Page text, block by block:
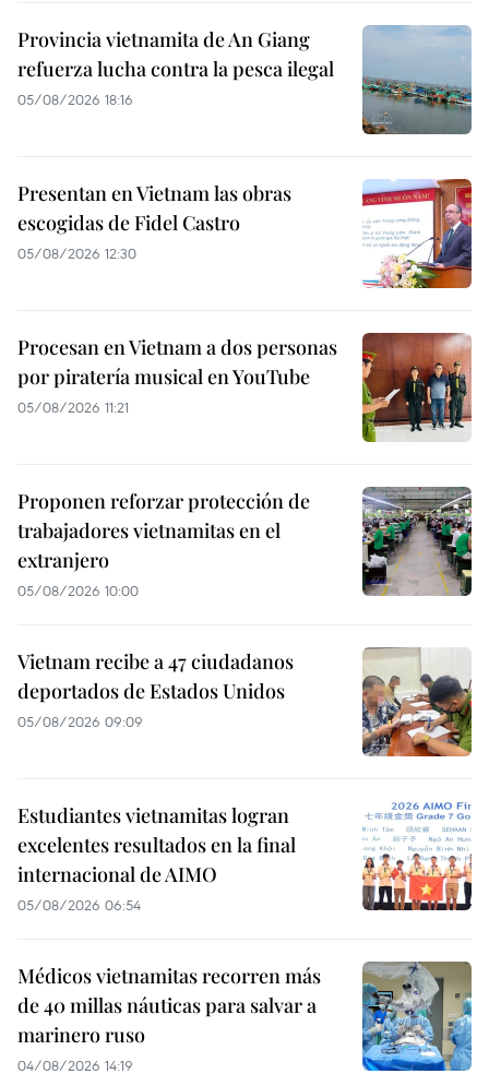
Provincia vietnamita de An Giang
refuerza lucha contra la pesca ilegal
05/08/2026 18:16
Presentan en Vietnam las obras
escogidas de Fidel Castro
05/08/2026 12:30
Procesan en Vietnam a dos personas
por piratería musical en YouTube
05/08/2026 11:21
Proponen reforzar protección de
trabajadores vietnamitas en el
extranjero
05/08/2026 10:00
Vietnam recibe a 47 ciudadanos
deportados de Estados Unidos
05/08/2026 09:09
Estudiantes vietnamitas logran
excelentes resultados en la final
internacional de AIMO
05/08/2026 06:54
Médicos vietnamitas recorren más
de 40 millas náuticas para salvar a
marinero ruso
04/08/2026 14:19